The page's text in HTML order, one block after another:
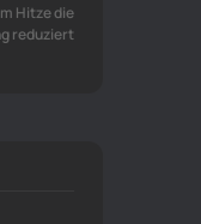
Hitze die
reduziert